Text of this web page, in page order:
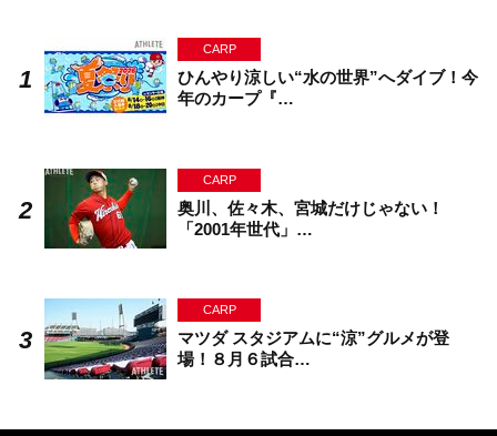
CARP
ひんやり涼しい“水の世界”へダイブ！今
年のカープ『…
CARP
奥川、佐々木、宮城だけじゃない！
「2001年世代」…
CARP
マツダ スタジアムに“涼”グルメが登
場！８月６試合…